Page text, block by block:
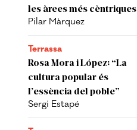
les àrees més cèntriques
Pilar Màrquez
Terrassa
Rosa Mora i López: “La
cultura popular és
l’essència del poble”
Sergi Estapé